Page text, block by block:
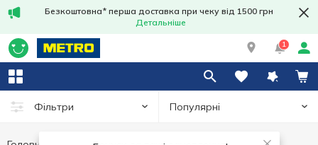
Безкоштовна* перша доставка при чеку від 1500 грн
Детальніше
1
Фільтри Популярні